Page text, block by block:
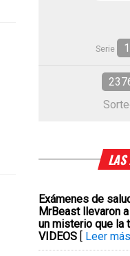
Serie
Exámenes de
MrBeast llevaron
un misterio que la
VIDEOS [ Leer más